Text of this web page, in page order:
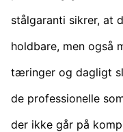
stålgaranti sikrer, at
holdbare, men også
tæringer og dagligt
de professionelle
der ikke går på